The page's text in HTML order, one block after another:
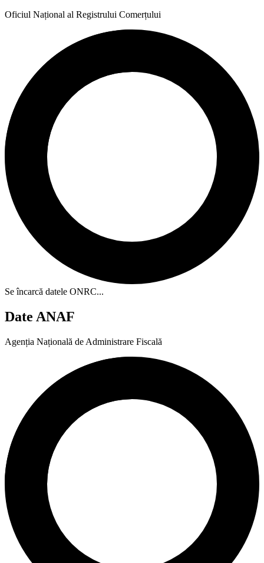
Oficiul Național al Registrului Comerțului
Se încarcă datele ONRC...
Date ANAF
Agenția Națională de Administrare Fiscală